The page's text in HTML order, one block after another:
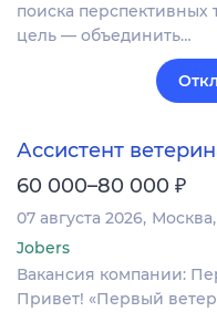
поиска
цель — объединить…
Ассистент
60 000–80 000 ₽
07 августа 2026 Москва
Jobers
Вакансия компании:
Привет! «Первый